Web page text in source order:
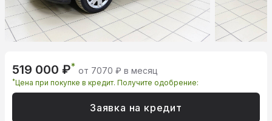
519 000 ₽* от 7070 ₽ в месяц
*Цена при покупке в кредит. Получите одобрение:
Заявка на кредит